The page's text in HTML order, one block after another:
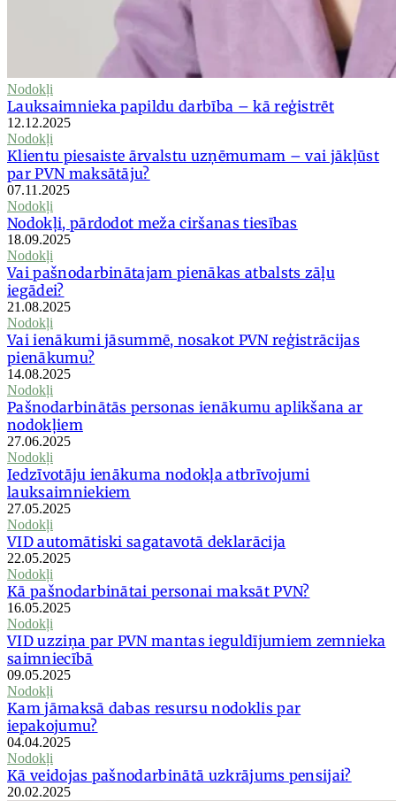
Nodokļi
Lauksaimnieka papildu darbība – kā reģistrēt
12.12.2025
Nodokļi
Klientu piesaiste ārvalstu uzņēmumam – vai jākļūst
par PVN maksātāju?
07.11.2025
Nodokļi
Nodokļi, pārdodot meža ciršanas tiesības
18.09.2025
Nodokļi
Vai pašnodarbinātajam pienākas atbalsts zāļu
iegādei?
21.08.2025
Nodokļi
Vai ienākumi jāsummē, nosakot PVN reģistrācijas
pienākumu?
14.08.2025
Nodokļi
Pašnodarbinātās personas ienākumu aplikšana ar
nodokļiem
27.06.2025
Nodokļi
Iedzīvotāju ienākuma nodokļa atbrīvojumi
lauksaimniekiem
27.05.2025
Nodokļi
VID automātiski sagatavotā deklarācija
22.05.2025
Nodokļi
Kā pašnodarbinātai personai maksāt PVN?
16.05.2025
Nodokļi
VID uzziņa par PVN mantas ieguldījumiem zemnieka
saimniecībā
09.05.2025
Nodokļi
Kam jāmaksā dabas resursu nodoklis par
iepakojumu?
04.04.2025
Nodokļi
Kā veidojas pašnodarbinātā uzkrājums pensijai?
20.02.2025